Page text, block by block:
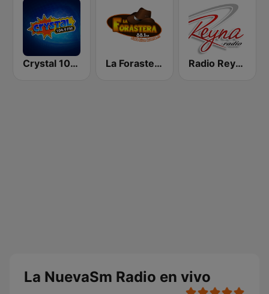
Crystal 104.9 FM La Forastera Radio Reyna
La NuevaSm Radio en vivo